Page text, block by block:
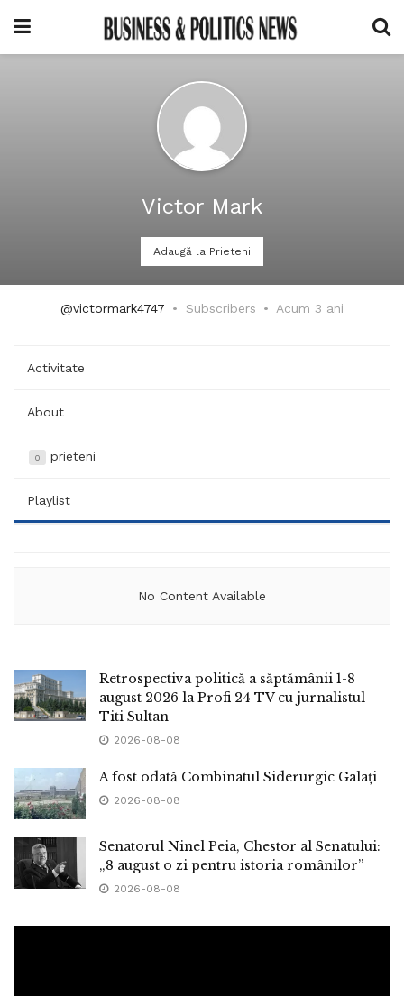
Victor Mark
Adaugă la Prieteni
@victormark4747 Subscribers Acum 3 ani
Activitate
About
0 prieteni
Playlist
No Content Available
Retrospectiva politică a săptămânii 1-8
august 2026 la Profi 24 TV cu jurnalistul
Titi Sultan
2026-08-08
A fost odată Combinatul Siderurgic Galați
2026-08-08
Senatorul Ninel Peia, Chestor al Senatului:
„8 august o zi pentru istoria românilor”
2026-08-08